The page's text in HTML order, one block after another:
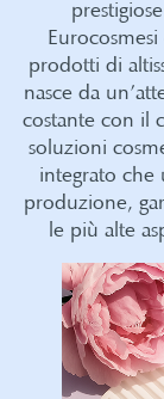
prodotti di
nasce da
costante con il
soluzioni
integrato che
produzione,
le più alte